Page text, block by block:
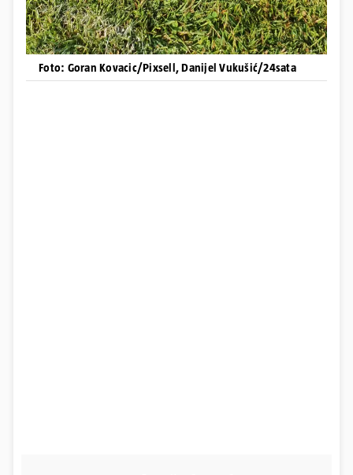
Foto: Goran Kovacic/Pixsell, Danijel Vukušić/24sata